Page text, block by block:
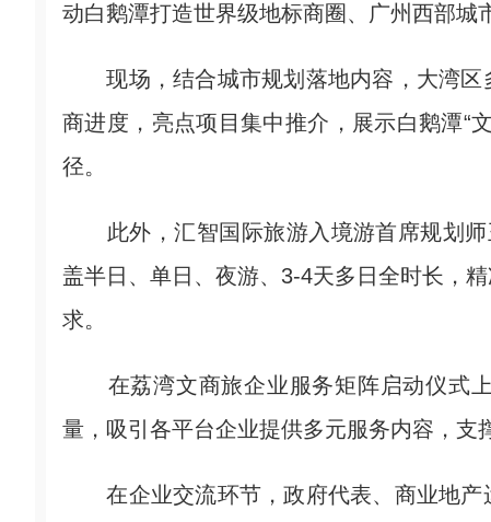
动白鹅潭打造世界级地标商圈、广州西部城
现场，结合城市规划落地内容，大湾区
商进度，亮点项目集中推介，展示白鹅潭“
径。
此外，汇智国际旅游入境游首席规划师
盖半日、单日、夜游、3-4天多日全时长，
求。
在荔湾文商旅企业服务矩阵启动仪式上
量，吸引各平台企业提供多元服务内容，支
在企业交流环节，政府代表、商业地产